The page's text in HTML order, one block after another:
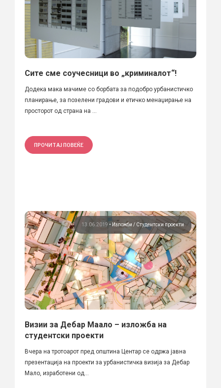
Сите сме соучесници во „криминалот“!
Додека мака мачиме со борбата за подобро урбанистичко
планирање, за позелени градови и етичко менаџирање на
просторот од страна на ...
ПРОЧИТАЈ ПОВЕЌЕ
13.06.2019 • Изложби Студентски проекти
Визии за Дебар Маало – изложба на
студентски проекти
Вчера на тротоарот пред општина Центар се одржа јавна
презентација на проекти за урбанистичка визија за Дебар
Мало, изработени од...